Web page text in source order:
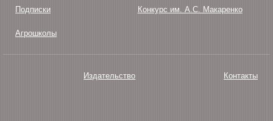
Подписки Конкурс им. А.С. Макаренко
Агрошколы
Издательство Контакты